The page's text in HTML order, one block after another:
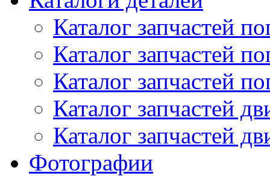
Каталог запчастей
Каталог запчастей
Каталог запчастей
Каталог запчастей
Каталог запчастей
Фотографии